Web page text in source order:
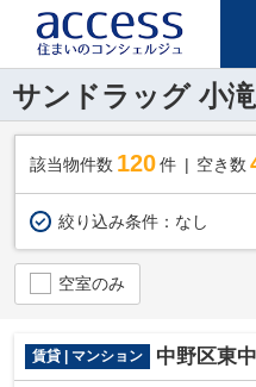
サンドラッグ 小
該当物件数 120件 空き数
絞り込み条件： なし
空室のみ
賃貸 | マンション 中野区東